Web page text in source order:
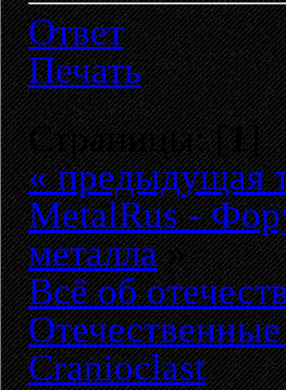
Ответ
Печать
Страницы: [1
« предыдущая
MetalRus -
металла»
Всё об
Cranioclast